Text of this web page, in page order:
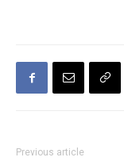
Previous article